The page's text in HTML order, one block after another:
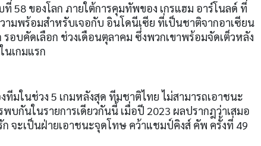
58 ของโลก ภายใต้การคุมทัพของ เกรแฮม อาร์โนลด์ ที่
ามพร้อมสำหรับเจอกับ อินโดนีเซีย ที่เป็นชาติจากอาเซียน
อบคัดเลือก ช่วงเดือนตุลาคม ซึ่งพวกเขาพร้อมจัดเต็วหลัง
นเกมแรก
มในช่วง 5 เกมหลังสุด ทีมชาติไทย ไม่สามารถเอาชนะ
พบกันในรายการเดียวกันนี้ เมื่อปี 2023 ผลปรากฎว่าเสมอ
จะเป็นฝ่ายเอาชนะจุดโทษ คว้าแชมป์คิงส์ คัพ ครั้งที่ 49